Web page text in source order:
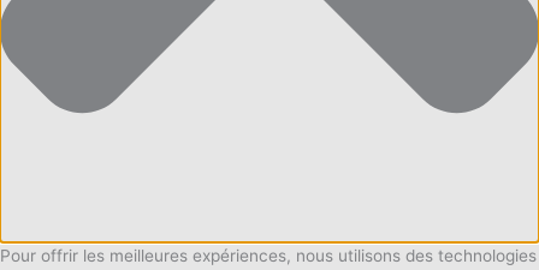
Pour offrir les meilleures expériences, nous utilisons des technologies